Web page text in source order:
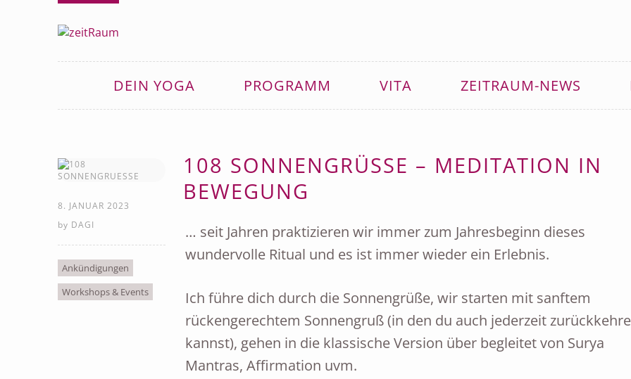
DEIN YOGA PROGRAMM VITA ZEITRAUM-NEWS
8. JANUAR 2023
by DAGI
Ankündigungen
Workshops & Events
108 SONNENGRÜSSE – MEDITATION IN B
EWEGUNG
… seit Jahren praktizieren wir immer zum Jahresbeginn dieses
wundervolle Ritual und es ist immer wieder ein Erlebnis.
Ich führe dich durch die Sonnengrüße, wir starten mit sanftem
rückengerechtem Sonnengruß (in den du auch jederzeit
kannst), gehen in die klassische Version über begleitet von Surya
Mantras, Affirmation uvm.